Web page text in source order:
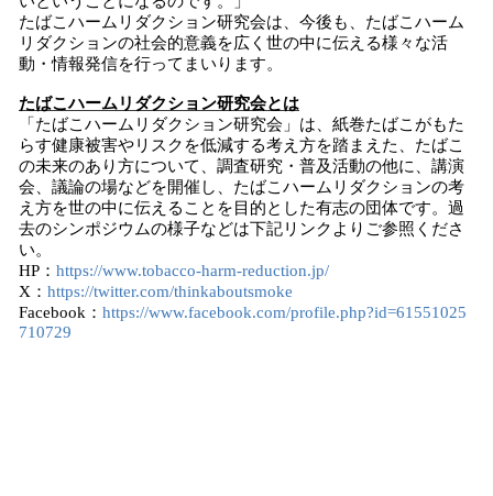
たばこハームリダクション研究会は、今後も、たばこハーム
リダクションの社会的意義を広く世の中に伝える様々な活
動・情報発信を行ってまいります。
たばこハームリダクション研究会とは
「たばこハームリダクション研究会」は、紙巻たばこがもた
らす健康被害やリスクを低減する考え方を踏まえた、たばこ
の未来のあり方について、調査研究・普及活動の他に、講演
会、議論の場などを開催し、たばこハームリダクションの考
え方を世の中に伝えることを目的とした有志の団体です。過
去のシンポジウムの様子などは下記リンクよりご参照くださ
い。
HP： https://www.tobacco-harm-reduction.jp/
X： https://twitter.com/thinkaboutsmoke
Facebook： https://www.facebook.com/profile.php?id=61551025
710729